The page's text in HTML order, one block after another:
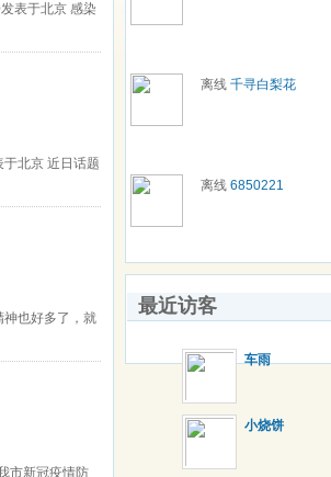
表于北京 感染
于北京 近日话题
神也好多了，就
市新冠疫情防
离线 千寻白梨花
离线 6850221
最近访客
车雨
小烧饼